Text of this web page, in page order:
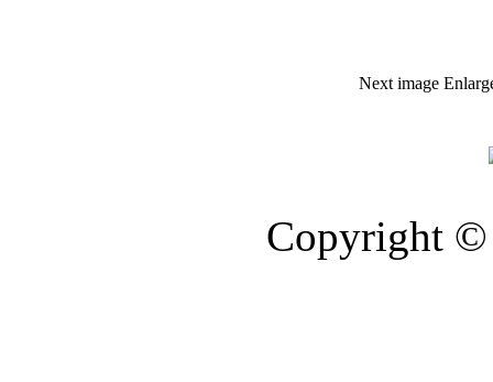
Next image
Copyright ©